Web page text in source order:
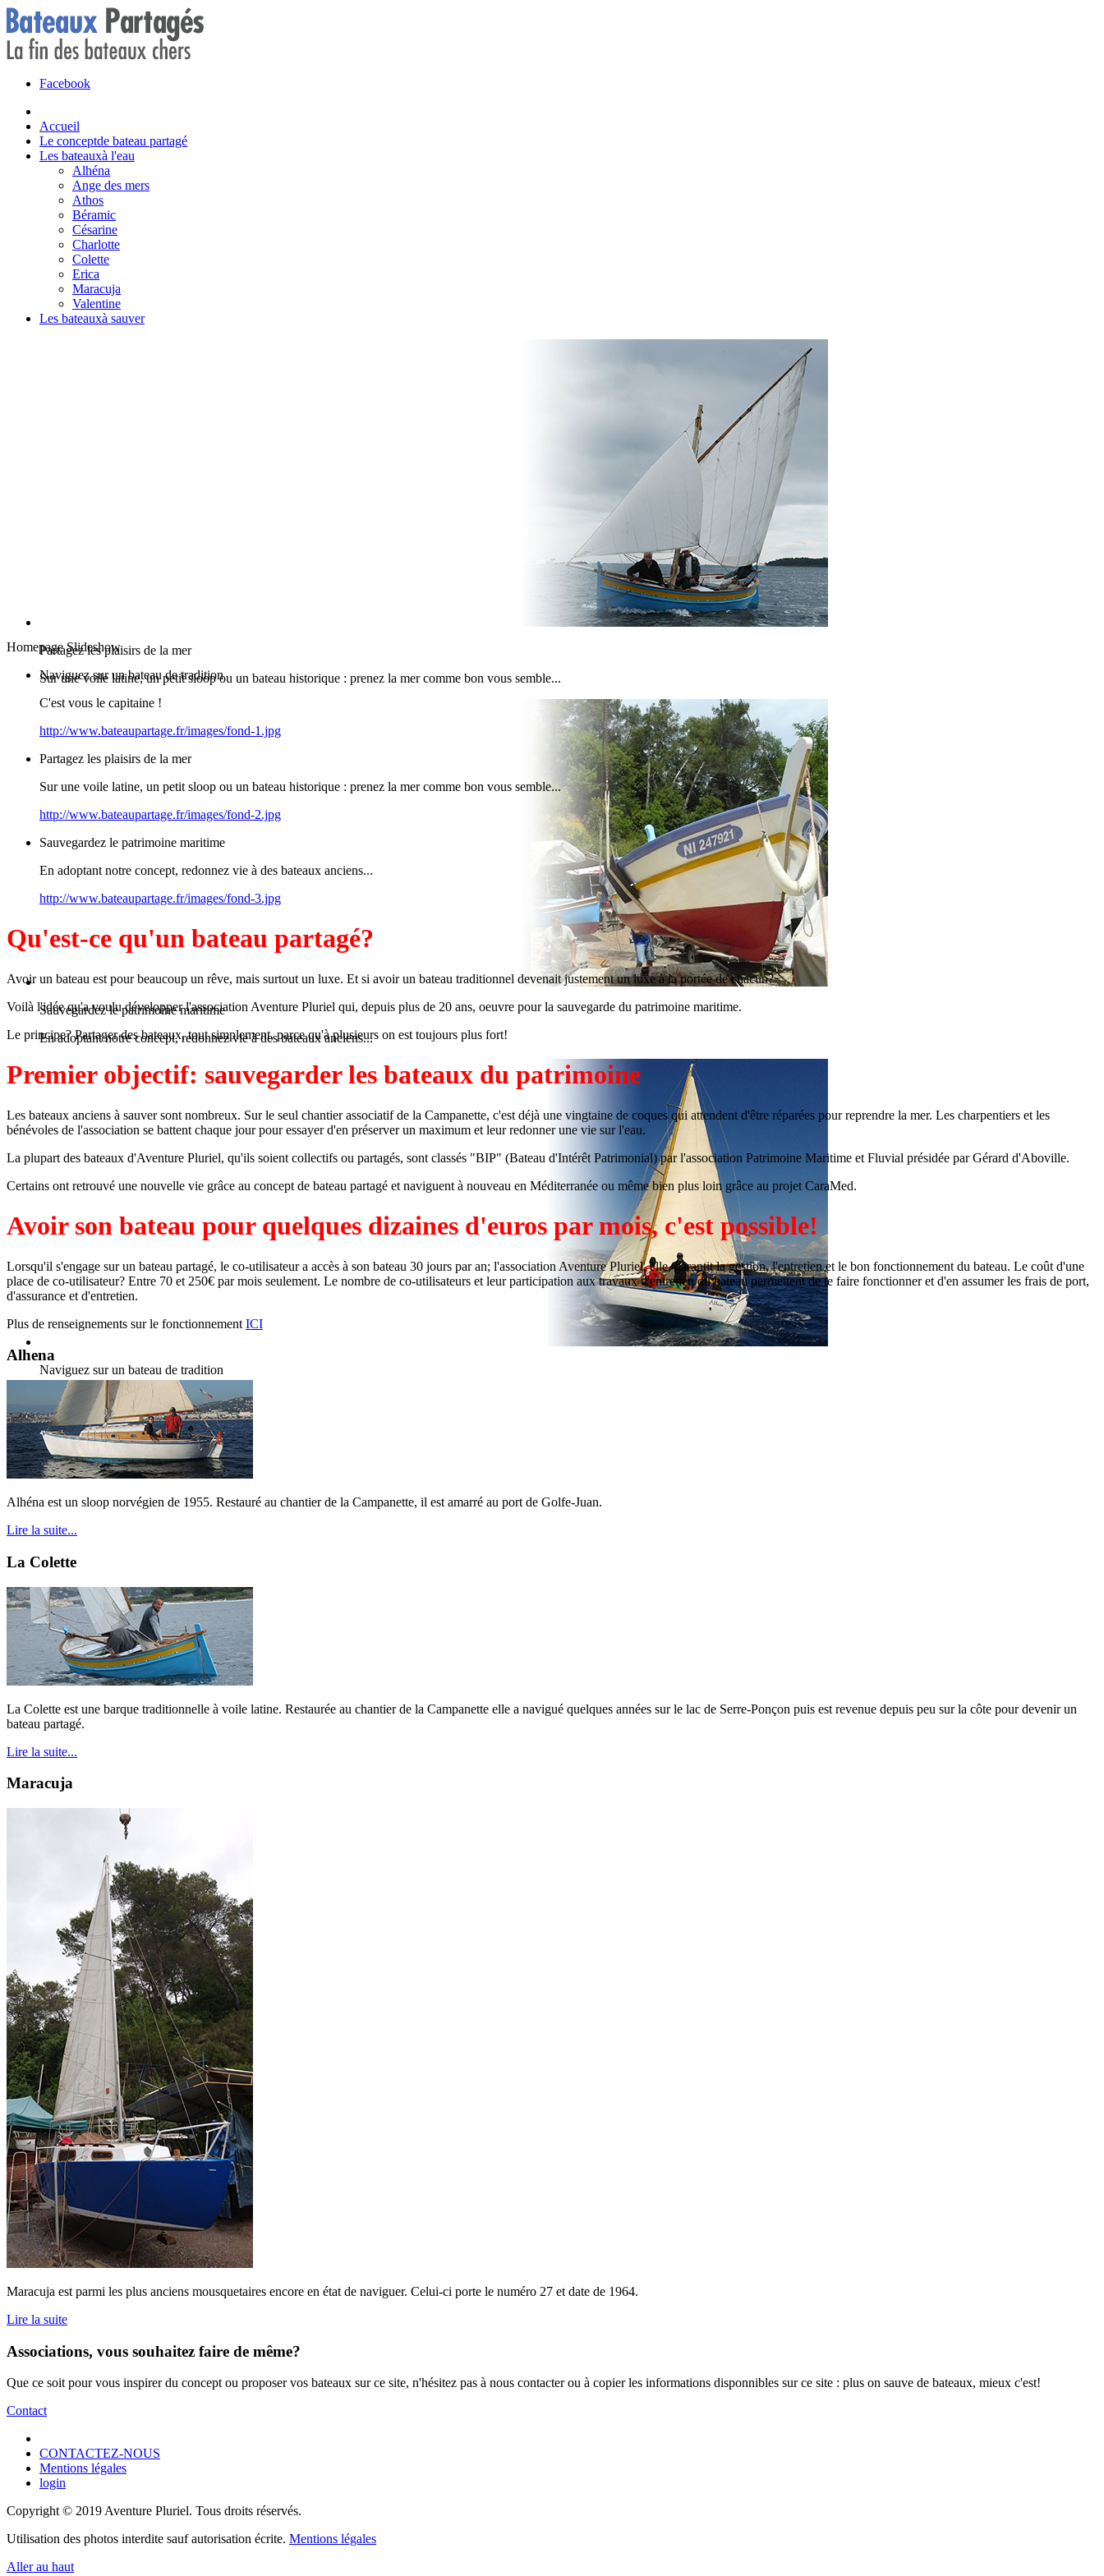
Facebook
Accueil
Le conceptde bateau partagé
Les bateauxà l'eau
Alhéna
Ange des mers
Athos
Béramic
Césarine
Charlotte
Colette
Erica
Maracuja
Valentine
Les bateauxà sauver
Partagez les plaisirs de la mer
Sur une voile latine, un petit sloop ou un bateau historique : prenez la mer comme bon vous semble...
Sauvegardez le patrimoine maritime
En adoptant notre concept, redonnez vie à des bateaux anciens...
Naviguez sur un bateau de tradition
C'est vous le capitaine !
Homepage Slideshow
Naviguez sur un bateau de tradition
C'est vous le capitaine !
http://www.bateaupartage.fr/images/fond-1.jpg
Partagez les plaisirs de la mer
Sur une voile latine, un petit sloop ou un bateau historique : prenez la mer comme bon vous semble...
http://www.bateaupartage.fr/images/fond-2.jpg
Sauvegardez le patrimoine maritime
En adoptant notre concept, redonnez vie à des bateaux anciens...
http://www.bateaupartage.fr/images/fond-3.jpg
Qu'est-ce qu'un bateau partagé?
Avoir un bateau est pour beaucoup un rêve, mais surtout un luxe. Et si avoir un bateau traditionnel devenait justement un luxe à la portée de chacun?
Voilà l'idée qu'a voulu développer l'association Aventure Pluriel qui, depuis plus de 20 ans, oeuvre pour la sauvegarde du patrimoine maritime.
Le principe? Partager des bateaux, tout simplement, parce qu'à plusieurs on est toujours plus fort!
Premier objectif: sauvegarder les bateaux du patrimoine
Les bateaux anciens à sauver sont nombreux. Sur le seul chantier associatif de la Campanette, c'est déjà une vingtaine de coques qui attendent d'être réparées pour reprendre la mer. Les charpentiers et les
bénévoles de l'association se battent chaque jour pour essayer d'en préserver un maximum et leur redonner une vie sur l'eau.
La plupart des bateaux d'Aventure Pluriel, qu'ils soient collectifs ou partagés, sont classés "BIP" (Bateau d'Intérêt Patrimonial) par l'association Patrimoine Maritime et Fluvial présidée par Gérard d'Aboville.
Certains ont retrouvé une nouvelle vie grâce au concept de bateau partagé et naviguent à nouveau en Méditerranée ou même bien plus loin grâce au projet CaraMed.
Avoir son bateau pour quelques dizaines d'euros par mois, c'est possible!
Lorsqu'il s'engage sur un bateau partagé, le co-utilisateur a accès à son bateau 30 jours par an; l'association Aventure Pluriel, elle, garantit la gestion, l'entretien et le bon fonctionnement du bateau. Le coût d'une
place de co-utilisateur? Entre 70 et 250€ par mois seulement. Le nombre de co-utilisateurs et leur participation aux travaux d'entretien du bateau permettent de le faire fonctionner et d'en assumer les frais de port,
d'assurance et d'entretien.
Plus de renseignements sur le fonctionnement ICI
Alhena
Alhéna est un sloop norvégien de 1955. Restauré au chantier de la Campanette, il est amarré au port de Golfe-Juan.
Lire la suite...
La Colette
La Colette est une barque traditionnelle à voile latine. Restaurée au chantier de la Campanette elle a navigué quelques années sur le lac de Serre-Ponçon puis est revenue depuis peu sur la côte pour devenir un
bateau partagé.
Lire la suite...
Maracuja
Maracuja est parmi les plus anciens mousquetaires encore en état de naviguer. Celui-ci porte le numéro 27 et date de 1964.
Lire la suite
Associations, vous souhaitez faire de même?
Que ce soit pour vous inspirer du concept ou proposer vos bateaux sur ce site, n'hésitez pas à nous contacter ou à copier les informations disponnibles sur ce site : plus on sauve de bateaux, mieux c'est!
Contact
CONTACTEZ-NOUS
Mentions légales
login
Copyright © 2019 Aventure Pluriel. Tous droits réservés.
Utilisation des photos interdite sauf autorisation écrite. Mentions légales
Aller au haut